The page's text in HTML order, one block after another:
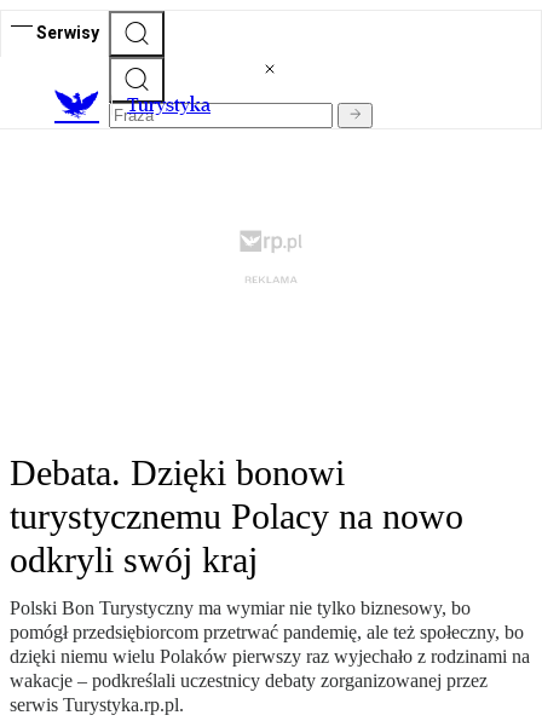
Serwisy
Turystyka
Debata. Dzięki bonowi
turystycznemu Polacy na nowo
odkryli swój kraj
Polski Bon Turystyczny ma wymiar nie tylko biznesowy, bo
pomógł przedsiębiorcom przetrwać pandemię, ale też społeczny, bo
dzięki niemu wielu Polaków pierwszy raz wyjechało z rodzinami na
wakacje – podkreślali uczestnicy debaty zorganizowanej przez
serwis Turystyka.rp.pl.